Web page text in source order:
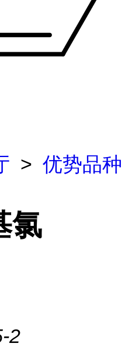
> 优势品种
氯
2